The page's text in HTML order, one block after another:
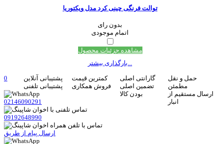
توالت فرنگی چینی کرد مدل ویکتوریا
بدون رای
اتمام موجودی
مشاهده جزئیات محصول
حمل و نقل
مطمئن
ارسال مستقیم از
انبار
گارانتی اصلی
تضمین اصلی
بودن کالا
کمترین قیمت
فروش همکاری
پشتیبانی آنلاین
پشتیبانی تلفنی
0
02146090291
09192648990
ارسال پیام از طریق